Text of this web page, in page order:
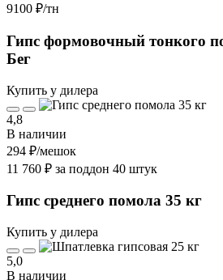
9100 ₽/тн
Гипс формовочный тонкого
Бег
Купить у дилера
4,8
В наличии
294 ₽/мешок
11 760 ₽ за поддон 40 штук
Гипс среднего помола 35 кг
Купить у дилера
5,0
В наличии